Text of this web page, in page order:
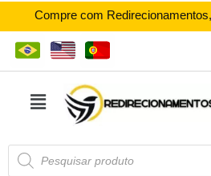
Compre com